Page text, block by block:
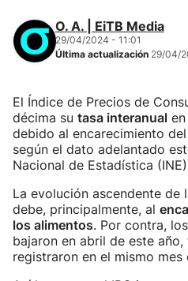
O. A. | EiTB Media
29/04/2024 - 11:01
Última actualización 29/04/
El Índice de Precios de
décima su tasa interanual
debido al encarecimiento
según el dato adelantado
Nacional de Estadística
La evolución ascendente de
debe, principalmente, al
los alimentos. Por contra,
bajaron en abril de este
registraron en el mismo mes